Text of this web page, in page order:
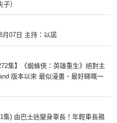
）
月07日 主持：以諾
集】《蜘蛛俠：英雄重生》絕對主
版本以來 最似漫畫、最好睇嘅一
集) 由巴士迷變身車長！年輕車長親